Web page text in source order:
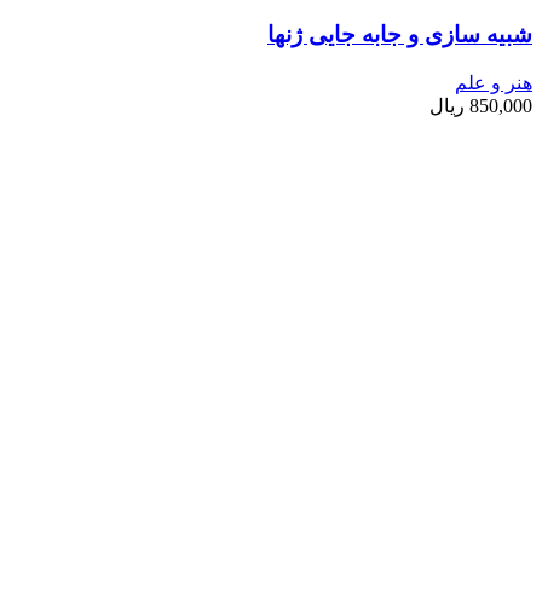
شبیه سازی و جابه جایی ژنها
هنر و علم
850,000 ریال